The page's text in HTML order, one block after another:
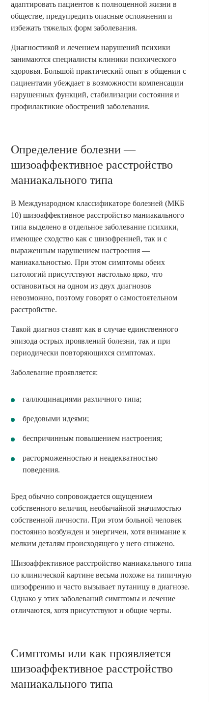
адаптировать пациентов к полноценной жизни в
обществе, предупредить опасные осложнения и
избежать тяжелых форм заболевания.
Диагностикой и лечением нарушений психики
занимаются специалисты клиники психического
здоровья. Большой практический опыт в общении с
пациентами убеждает в возможности компенсации
нарушенных функций, стабилизации состояния и
профилактикие обострений заболевания.
Определение болезни —
шизоаффективное расстройство
маниакального типа
В Международном классификаторе болезней (МКБ
10) шизоаффективное расстройство маниакального
типа выделено в отдельное заболевание психики,
имеющее сходство как с шизофренией, так и с
выраженным нарушением настроения —
маниакальностью. При этом симптомы обеих
патологий присутствуют настолько ярко, что
остановиться на одном из двух диагнозов
невозможно, поэтому говорят о самостоятельном
расстройстве.
Такой диагноз ставят как в случае единственного
эпизода острых проявлений болезни, так и при
периодически повторяющихся симптомах.
Заболевание проявляется:
галлюцинациями различного типа;
бредовыми идеями;
беспричинным повышением настроения;
расторможенностью и неадекватностью
поведения.
Бред обычно сопровождается ощущением
собственного величия, необычайной значимостью
собственной личности. При этом больной человек
постоянно возбужден и энергичен, хотя внимание к
мелким деталям происходящего у него снижено.
Шизоаффективное расстройство маниакального типа
по клинической картине весьма похоже на типичную
шизофрению и часто вызывает путаницу в диагнозе.
Однако у этих заболеваний симптомы и лечение
отличаются, хотя присутствуют и общие черты.
Симптомы или как проявляется
шизоаффективное расстройство
маниакального типа